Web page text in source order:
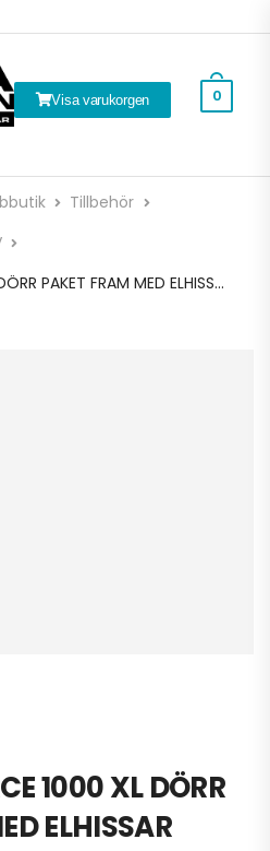
Visa varukorgen 0
Tillbehör
CFMOTO UFORCE 1000 XL DÖRR PAKET FRAM MED ELHISSAR
1000 XL DÖRR
ELHISSAR